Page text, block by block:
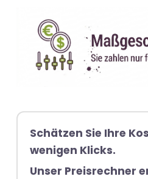
Schätzen Sie Ihre
wenigen Klicks.
Unser Preisrechner